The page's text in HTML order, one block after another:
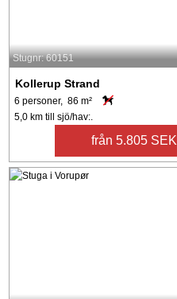
Stugnr: 60151
Kollerup Strand
6 personer, 86 m²
5,0 km till sjö/hav:.
från 5.805 SEK